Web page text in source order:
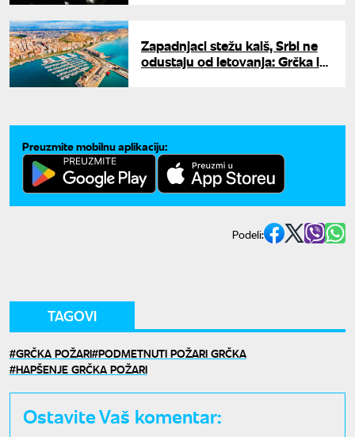
Zapadnjaci stežu kaiš, Srbi ne
odustaju od letovanja: Grčka i
Preuzmite mobilnu aplikaciju:
Podeli:
TAGOVI
GRČKA POŽARI PODMETNUTI POŽARI GRČKA
HAPŠENJE GRČKA POŽARI
Ostavite Vaš komentar: